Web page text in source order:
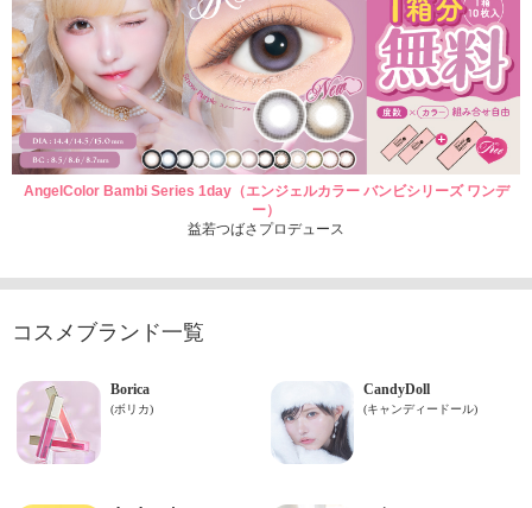
AngelColor Bambi Series 1day（エンジェルカラー バンビシリーズ ワンデ
ー）
益若つばさプロデュース
コスメブランド一覧